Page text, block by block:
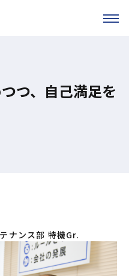
つ、自己満足を
ナンス部 特機Gr.